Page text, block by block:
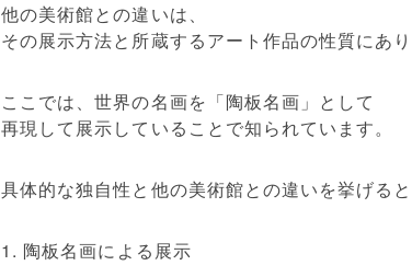
他の美術館との違いは、
その展示方法と所蔵するアート作品の性質にあり
ここでは、世界の名画を「陶板名画」として
再現して展示していることで知られています。
具体的な独自性と他の美術館との違いを挙げると
1. 陶板名画による展示